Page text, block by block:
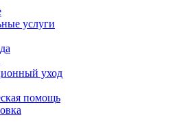
услуги
уход
помощь